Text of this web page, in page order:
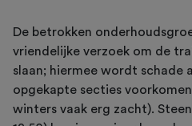
De betrokken
vriendelijke verzoek om de
slaan; hiermee wordt schade
opgekapte secties
winters vaak erg zacht).